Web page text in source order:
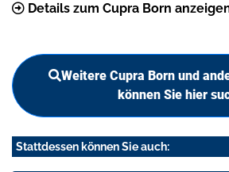
Details zum Cupra Born
Weitere Cupra Born und
können Sie hier
Stattdessen können Sie auch: